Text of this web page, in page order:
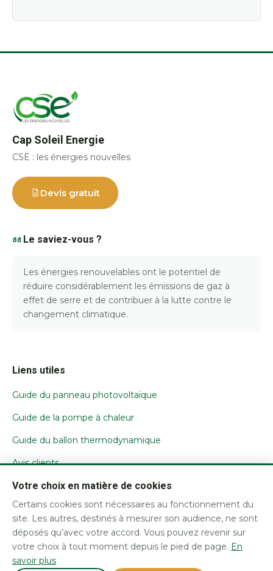
Cap Soleil Energie
CSE : les énergies nouvelles
Devis gratuit
Le saviez-vous ?
Les énergies renouvelables ont le potentiel de
réduire considérablement les émissions de gaz à
effet de serre et de contribuer à la lutte contre le
changement climatique.
Liens utiles
Guide du panneau photovoltaïque
Guide de la pompe à chaleur
Guide du ballon thermodynamique
Avis clients
Nous contacter
Mentions légales / CGU
Confidentialité et cookies
Votre choix en matière de cookies
Certains cookies sont nécessaires au fonctionnement du
site. Les autres, destinés à mesurer son audience, ne sont
déposés qu’avec votre accord. Vous pouvez revenir sur
votre choix à tout moment depuis le pied de page. En
savoir plus